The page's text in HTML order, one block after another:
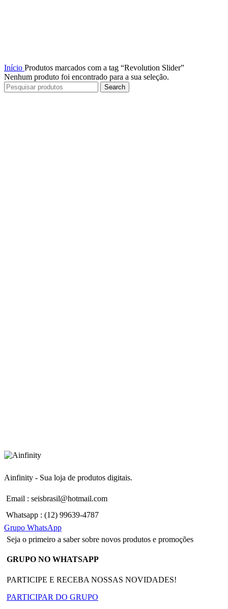
Início Produtos marcados com a tag “Revolution Slider”
Nenhum produto foi encontrado para a sua seleção.
Search
Ainfinity - Sua loja de produtos digitais.
Email : seisbrasil@hotmail.com
Whatsapp : (12) 99639-4787
Grupo WhatsApp
Seja o primeiro a saber sobre novos produtos e promoções
GRUPO NO WHATSAPP
PARTICIPE E RECEBA NOSSAS NOVIDADES!
PARTICIPAR DO GRUPO